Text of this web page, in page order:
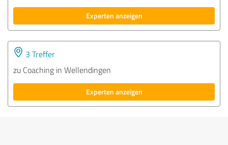
Experten anzeigen
3 Treffer
zu Coaching in Wellendingen
Experten anzeigen